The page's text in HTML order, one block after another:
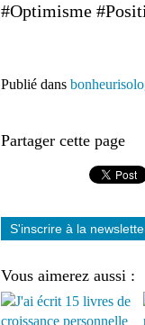
#Optimisme
Publié dans
Partager cette page
S'inscrire à la
Vous aimerez aussi :